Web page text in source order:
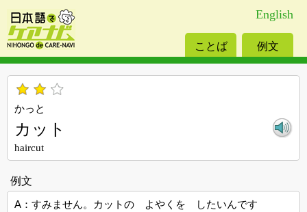
English
ことば 例文
かっと
カット
haircut
例文
A：すみません。カットの よやくを したいんです